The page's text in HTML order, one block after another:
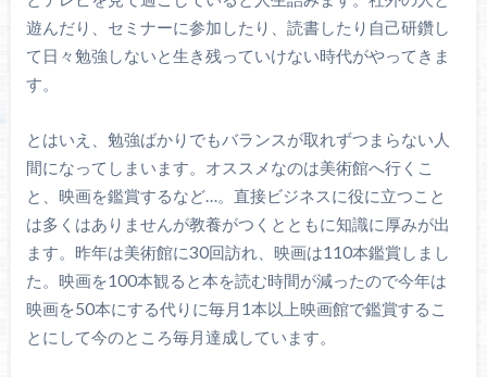
遊んだり、セミナーに参加したり、読書したり自己研鑽し
て日々勉強しないと生き残っていけない時代がやってきま
す。
とはいえ、勉強ばかりでもバランスが取れずつまらない人
間になってしまいます。オススメなのは美術館へ行くこ
と、映画を鑑賞するなど…。直接ビジネスに役に立つこと
は多くはありませんが教養がつくとともに知識に厚みが出
ます。昨年は美術館に30回訪れ、映画は110本鑑賞しまし
た。映画を100本観ると本を読む時間が減ったので今年は
映画を50本にする代りに毎月1本以上映画館で鑑賞するこ
とにして今のところ毎月達成しています。